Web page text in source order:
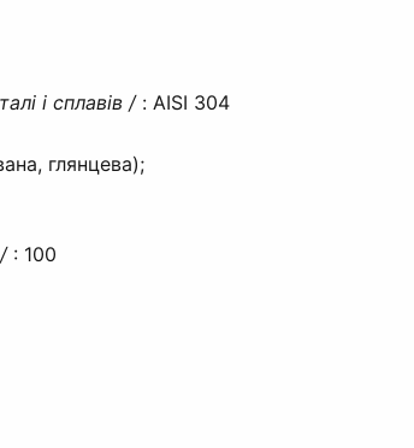
і сплавів / : AISI 304
глянцева);
: 100